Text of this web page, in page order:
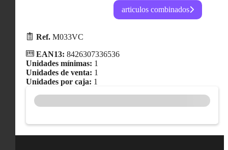
articulos combinados
Ref. M033VC
EAN13: 8426307336536
Unidades mínimas: 1
Unidades de venta: 1
Unidades por caja: 1